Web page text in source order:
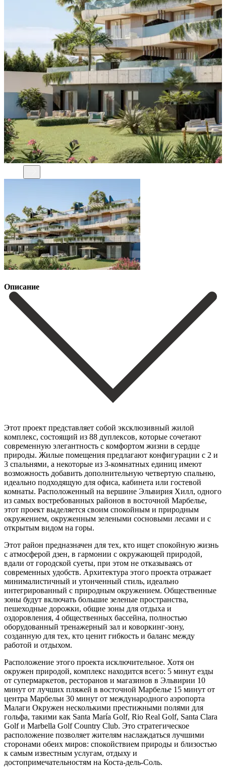
Описание
Этот проект представляет собой эксклюзивный жилой
комплекс, состоящий из 88 дуплексов, которые сочетают
современную элегантность с комфортом жизни в сердце
природы. Жилые помещения предлагают конфигурации с 2 и
3 спальнями, а некоторые из 3-комнатных единиц имеют
возможность добавить дополнительную четвертую спальню,
идеально подходящую для офиса, кабинета или гостевой
комнаты. Расположенный на вершине Эльвирия Хилл, одного
из самых востребованных районов в восточной Марбелье,
этот проект выделяется своим спокойным и природным
окружением, окруженным зелеными сосновыми лесами и с
открытым видом на горы.
Этот район предназначен для тех, кто ищет спокойную жизнь
с атмосферой дзен, в гармонии с окружающей природой,
вдали от городской суеты, при этом не отказываясь от
современных удобств. Архитектура этого проекта отражает
минималистичный и утонченный стиль, идеально
интегрированный с природным окружением. Общественные
зоны будут включать большие зеленые пространства,
пешеходные дорожки, общие зоны для отдыха и
оздоровления, 4 общественных бассейна, полностью
оборудованный тренажерный зал и коворкинг-зону,
созданную для тех, кто ценит гибкость и баланс между
работой и отдыхом.
Расположение этого проекта исключительное. Хотя он
окружен природой, комплекс находится всего: 5 минут езды
от супермаркетов, ресторанов и магазинов в Эльвирии 10
минут от лучших пляжей в восточной Марбелье 15 минут от
центра Марбельи 30 минут от международного аэропорта
Малаги Окружен несколькими престижными полями для
гольфа, такими как Santa María Golf, Rio Real Golf, Santa Clara
Golf и Marbella Golf Country Club. Это стратегическое
расположение позволяет жителям наслаждаться лучшими
сторонами обеих миров: спокойствием природы и близостью
к самым ‌известным ‌услугам, ‌отдыху ‌и
достопримечательностям ‌на Коста-дель-Соль.